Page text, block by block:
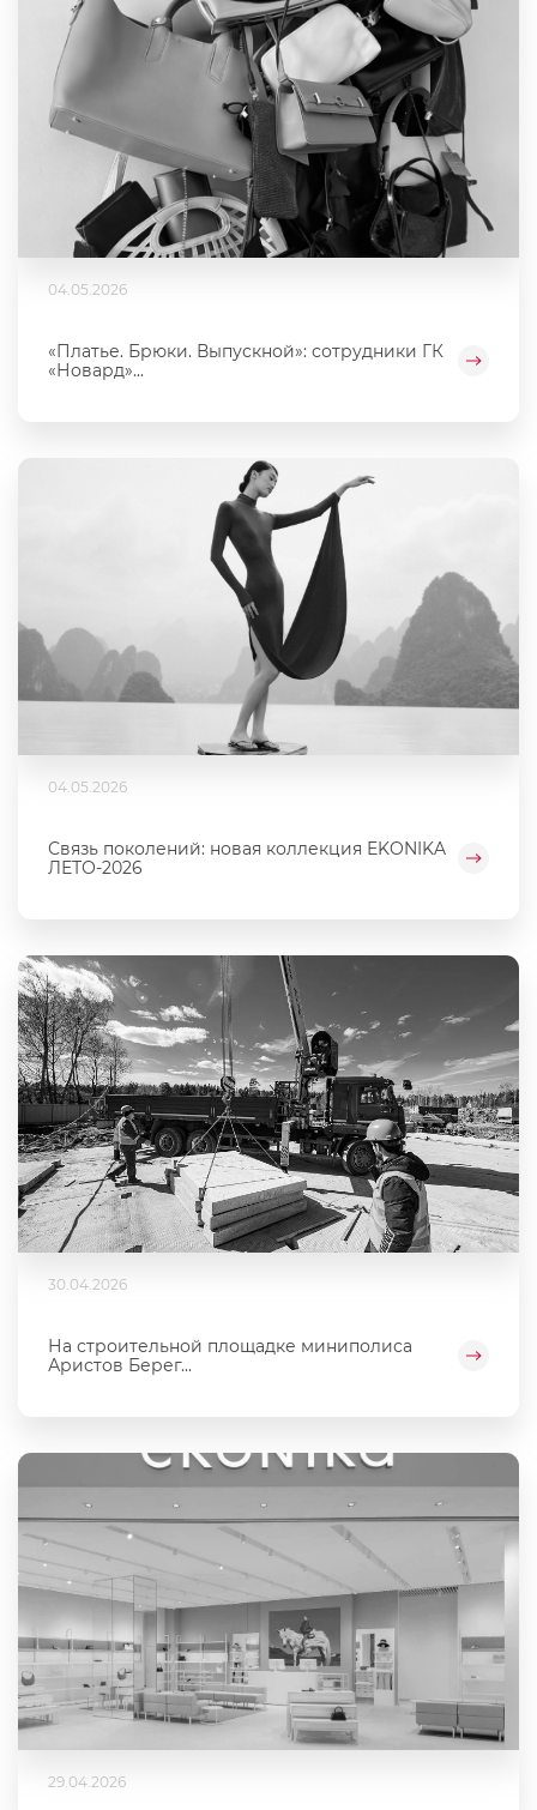
04.05.2026
«Платье. Брюки. Выпускной»: сотрудники ГК
«Новард»...
04.05.2026
Связь поколений: новая коллекция EKONIKA
ЛЕТО-2026
30.04.2026
На строительной площадке миниполиса
Аристов Берег...
29.04.2026